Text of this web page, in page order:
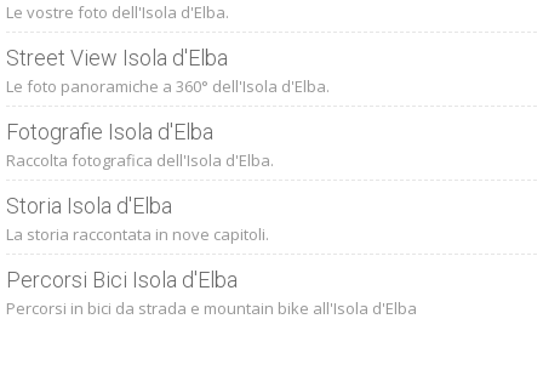
Le vostre foto dell'Isola d'Elba.
Street View Isola d'Elba
Le foto panoramiche a 360° dell'Isola d'Elba.
Fotografie Isola d'Elba
Raccolta fotografica dell'Isola d'Elba.
Storia Isola d'Elba
La storia raccontata in nove capitoli.
Percorsi Bici Isola d'Elba
Percorsi in bici da strada e mountain bike all'Isola d'Elba